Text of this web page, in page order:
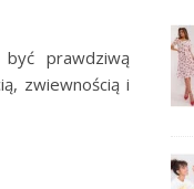
prawdziwą
zwiewnością i